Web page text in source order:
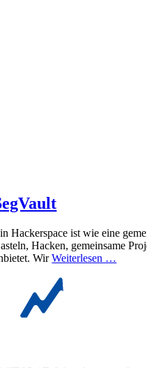
Hackerspace ist wie eine
Hacken, gemeinsame
WirWeiterlesen …